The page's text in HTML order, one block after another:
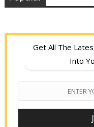
Get All The
Into